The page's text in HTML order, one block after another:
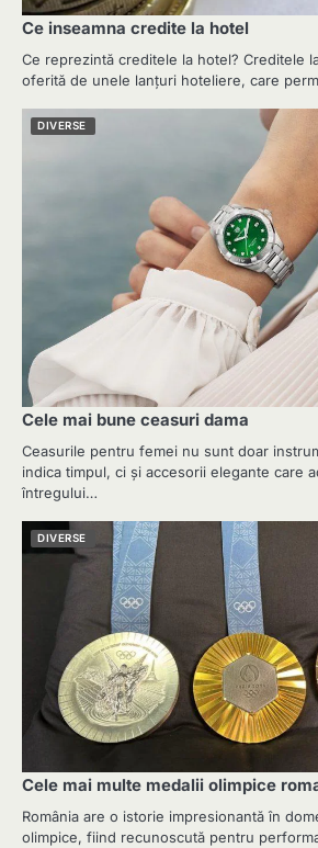
Ce inseamna credite la hotel
Ce reprezintă creditele la hotel? Creditele
oferită de unele lanțuri hoteliere, care
DIVERSE
Cele mai bune ceasuri dama
Ceasurile pentru femei nu sunt doar
indica timpul, ci și accesorii elegante care
întregului…
DIVERSE
Cele mai multe medalii olimpice
România are o istorie impresionantă în
olimpice, fiind recunoscută pentru